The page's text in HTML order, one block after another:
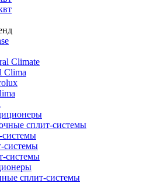
Climate
Clima
​сплит-системы
системы
системы
сплит-системы